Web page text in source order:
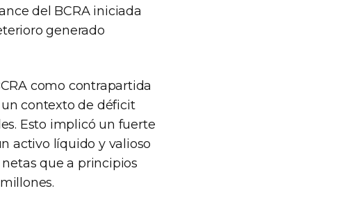
del BCRA iniciada
generado
como contrapartida
contexto de déficit
Esto implicó un fuerte
activo líquido y valioso
que a principios